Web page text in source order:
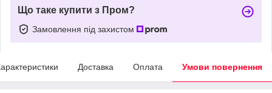
Що таке купити з Пром?
Замовлення під захистом
Доставка Оплата Умови повернення